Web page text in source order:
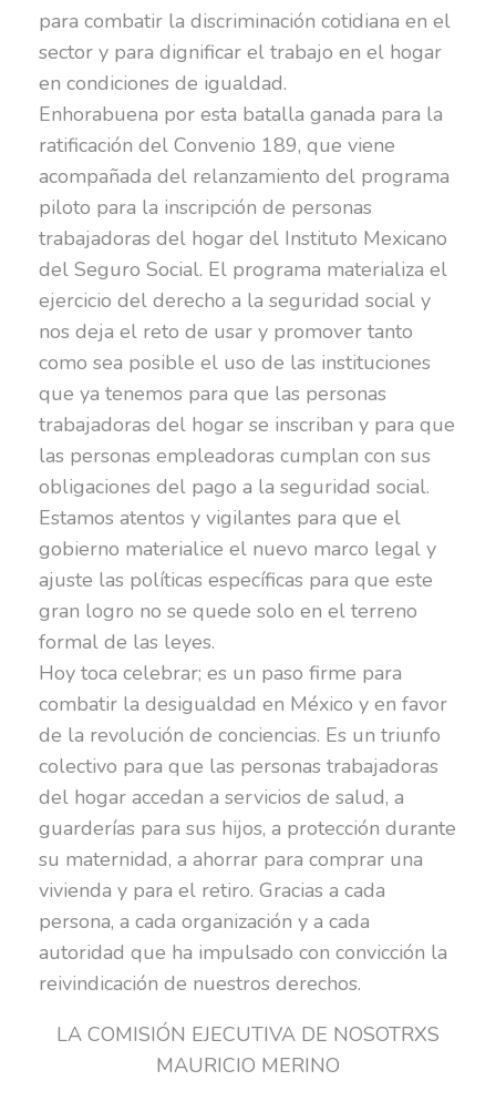
para combatir la discriminación cotidiana en el
sector y para dignificar el trabajo en el hogar
en condiciones de igualdad.
Enhorabuena por esta batalla ganada para la
ratificación del Convenio 189, que viene
acompañada del relanzamiento del programa
piloto para la inscripción de personas
trabajadoras del hogar del Instituto Mexicano
del Seguro Social. El programa materializa el
ejercicio del derecho a la seguridad social y
nos deja el reto de usar y promover tanto
como sea posible el uso de las instituciones
que ya tenemos para que las personas
trabajadoras del hogar se inscriban y para que
las personas empleadoras cumplan con sus
obligaciones del pago a la seguridad social.
Estamos atentos y vigilantes para que el
gobierno materialice el nuevo marco legal y
ajuste las políticas específicas para que este
gran logro no se quede solo en el terreno
formal de las leyes.
Hoy toca celebrar; es un paso firme para
combatir la desigualdad en México y en favor
de la revolución de conciencias. Es un triunfo
colectivo para que las personas trabajadoras
del hogar accedan a servicios de salud, a
guarderías para sus hijos, a protección durante
su maternidad, a ahorrar para comprar una
vivienda y para el retiro. Gracias a cada
persona, a cada organización y a cada
autoridad que ha impulsado con convicción la
reivindicación de nuestros derechos.
LA COMISIÓN EJECUTIVA DE NOSOTRXS
MAURICIO MERINO